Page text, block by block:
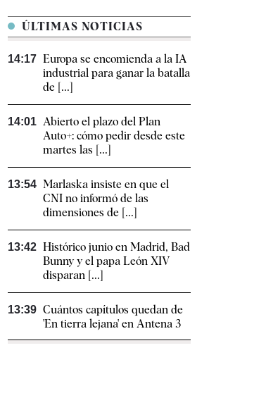
ÚLTIMAS NOTICIAS
14:17 Europa se encomienda a la IA
industrial para ganar la batalla
de [...]
14:01 Abierto el plazo del Plan
Auto+: cómo pedir desde este
martes las [...]
13:54 Marlaska insiste en que el
CNI no informó de las
dimensiones de [...]
13:42 Histórico junio en Madrid, Bad
Bunny y el papa León XIV
disparan [...]
13:39 Cuántos capítulos quedan de
'En tierra lejana' en Antena 3